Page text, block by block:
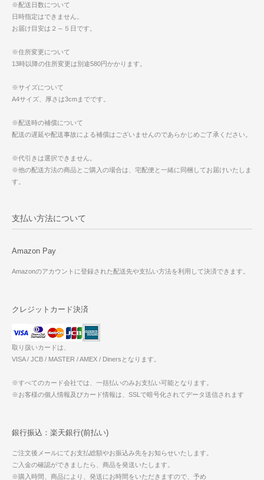
※配送日数について
日時指定はできません。
お届け目安は２～５日です。
※住所変更について
13時以降の住所変更は別途580円かかります。
※サイズについて
A4サイズ、厚さは3cmまでです。
※配送時の補償について
配送の遅延や配送事故による補償はございませんのであらかじめご了承ください。
※代引きは選択できません。
※他の配送方法の商品とご購入の場合は、宅配便と一緒に同梱してお届けいたしま
す。
支払い方法について
Amazon Pay
Amazonのアカウントに登録された配送先や支払い方法を利用して決済できます。
クレジットカード決済
取り扱いカードは、
VISA / JCB / MASTER / AMEX / Dinersとなります。
※すべてのカード会社では、一括払いのみお支払い可能となります。
※お客様の個人情報及びカード情報は、SSLで暗号化されてデータ送信されます
銀行振込：楽天銀行(前払い)
ご注文後メールにてお支払総額やお振込み先をお知らせいたします。
ご入金の確認ができましたら、商品を発送いたします。
※購入時間、商品により、発送にお時間をいただきますので、予め